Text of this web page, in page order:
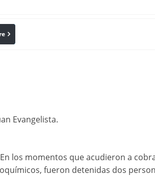
linkedin
Evangelista.
los momentos que acudieron a
fueron detenidas dos